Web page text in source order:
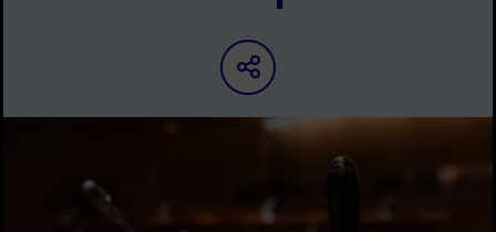
Partager sur les